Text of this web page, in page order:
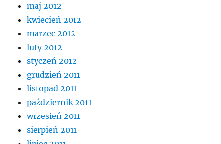
maj 2012
kwiecień 2012
marzec 2012
luty 2012
styczeń 2012
grudzień 2011
listopad 2011
październik 2011
wrzesień 2011
sierpień 2011